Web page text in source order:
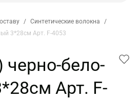
/ Синтетические волокна
/
3*28см Арт. F-4053
черно-бело-
Арт. F-